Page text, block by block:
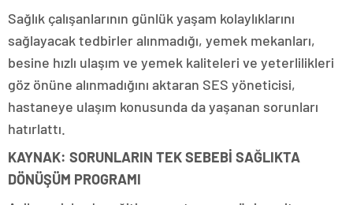
Sağlık çalışanlarının günlük yaşam kolaylıklarını
sağlayacak tedbirler alınmadığı, yemek mekanları,
besine hızlı ulaşım ve yemek kaliteleri ve yeterlilikleri
göz önüne alınmadığını aktaran SES yöneticisi,
hastaneye ulaşım konusunda da yaşanan sorunları
hatırlattı.
KAYNAK: SORUNLARIN TEK SEBEBİ SAĞLIKTA
DÖNÜŞÜM PROGRAMI